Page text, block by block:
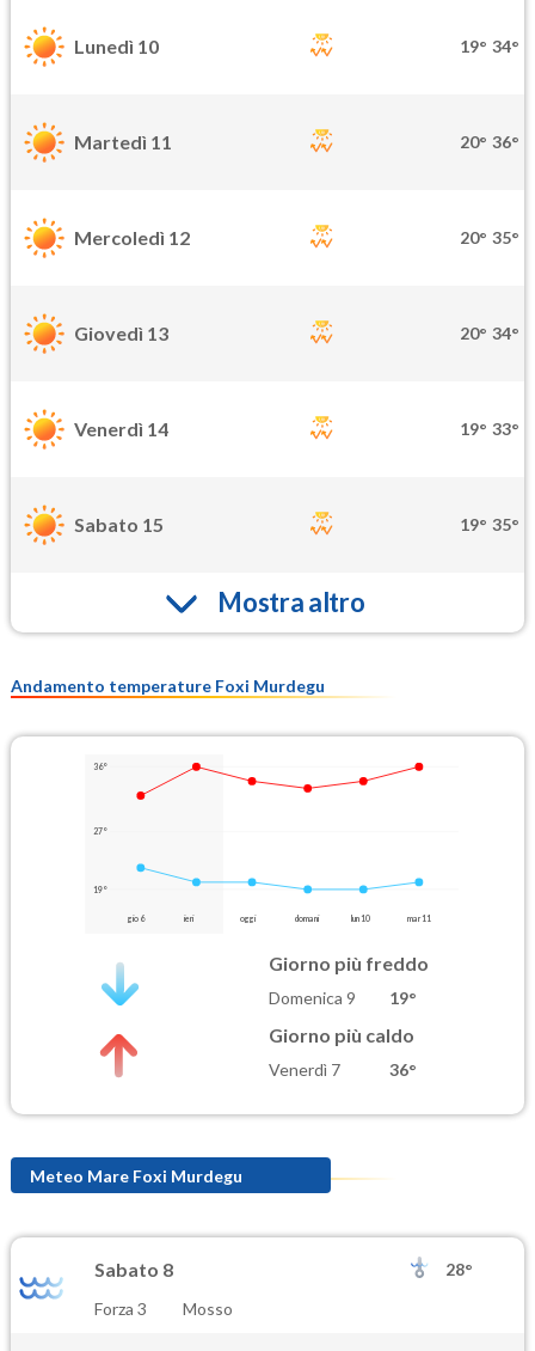
Lunedì 10 19° 34°
Martedì 11 20° 36°
Mercoledì 12 20° 35°
Giovedì 13 20° 34°
Venerdì 14 19° 33°
Sabato 15 19° 35°
Mostra altro
Andamento temperature Foxi Murdegu
36°
27°
19°
gio 6 ieri oggi domani lun 10 mar 11
Giorno più freddo
Domenica 9 19°
Giorno più caldo
Venerdì 7 36°
Meteo Mare Foxi Murdegu
Sabato 8
28°
Forza 3
Mosso